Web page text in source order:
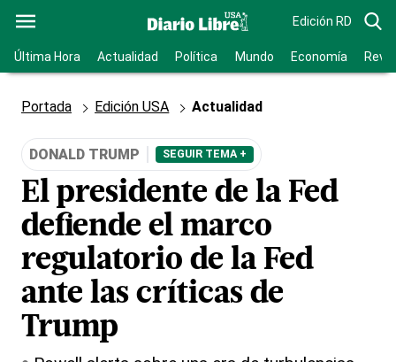
Edición RD
Última Hora Actualidad Política Mundo Economía
Portada Edición USA Actualidad
DONALD TRUMP SEGUIR TEMA +
El presidente de la Fed
defiende el marco
regulatorio de la Fed
ante las críticas de
Trump